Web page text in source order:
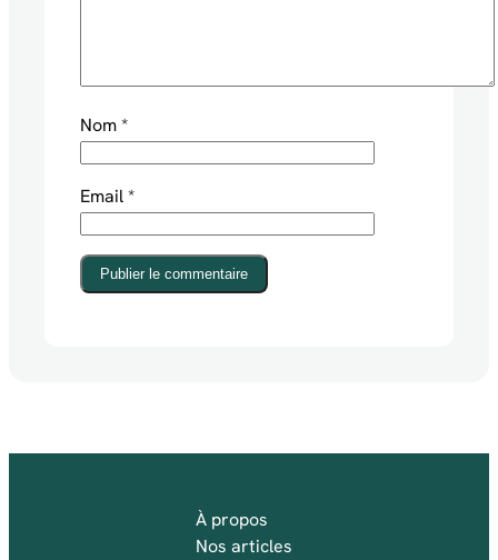
Nom*
Email*
Publier le commentaire
À propos
Nos articles